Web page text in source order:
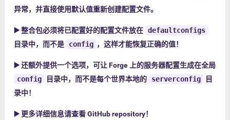
异常，并直接使用默认值重新创建配置文件。
▶️整合包必须将已配置好的配置文件放在 defaultconfigs
目录中，而不是
config ，这样才能恢复正确的值！
▶️还额外提供一个选项，可让 Forge 上的服务器配置生成在全局
config
目录中，而不是每个世界本地的 serverconfig
目
录中！
▶️ 更多详细信息请查看GitHub repository！